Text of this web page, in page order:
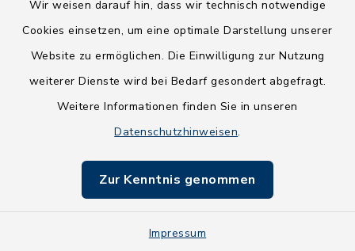
Wir weisen darauf hin, dass wir technisch notwendige
Cookies einsetzen, um eine optimale Darstellung unserer
Website zu ermöglichen. Die Einwilligung zur Nutzung
weiterer Dienste wird bei Bedarf gesondert abgefragt.
Weitere Informationen finden Sie in unseren
Datenschutzhinweisen.
Zur Kenntnis genommen
Impressum
Barrierefreiheit
Impressum
Sitemap